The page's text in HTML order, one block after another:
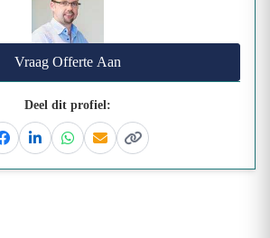
Vraag Offerte Aan
Deel dit profiel:
FacebookLinkedinWhatsapp
EmailKopieer link